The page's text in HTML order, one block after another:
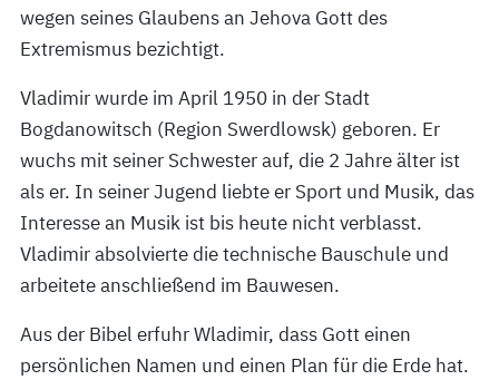
wegen seines Glaubens an Jehova Gott des
Extremismus bezichtigt.
Vladimir wurde im April 1950 in der Stadt
Bogdanowitsch (Region Swerdlowsk) geboren. Er
wuchs mit seiner Schwester auf, die 2 Jahre älter ist
als er. In seiner Jugend liebte er Sport und Musik, das
Interesse an Musik ist bis heute nicht verblasst.
Vladimir absolvierte die technische Bauschule und
arbeitete anschließend im Bauwesen.
Aus der Bibel erfuhr Wladimir, dass Gott einen
persönlichen Namen und einen Plan für die Erde hat.